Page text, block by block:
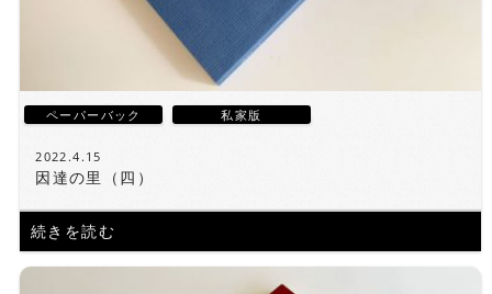
ペーパーバック 私家版
2022.4.15
因達の里（四）
続きを読む